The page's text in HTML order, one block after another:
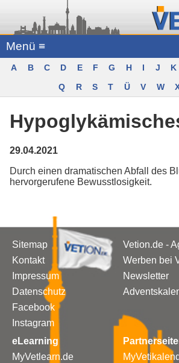
Menü ≡
A B C D E F G H I J K
Q
R S T Ü V W X
29.04.2021
Durch einen dramatischen Abfall des
hervorgerufene Bewusstlosigkeit.
Sitemap
Kontakt
Impressum
Datenschutz
Facebook
Instagram
Vetion.de -
Werben bei
Newsletter
eLearning
MyVetlearn.de